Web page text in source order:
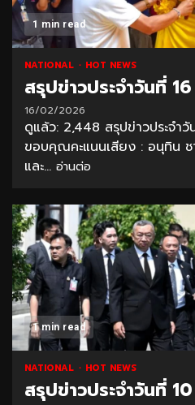
1 min read
NATIONAL HOT NEWS
สรุปข่าวประจำวันที่
16/02/2026
ดูแล้ว: 2,448 สรุปข่าวประจำวั
ขอบคุณคะแนนเสียง : อนุทิน
และ... อ่านต่อ
1 min read
NATIONAL HOT NEWS
สรุปข่าวประจำวันที่